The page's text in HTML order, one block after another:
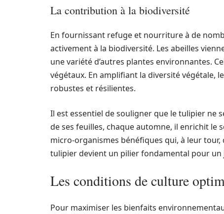
La contribution à la biodiversité
En fournissant refuge et nourriture à de
activement à la biodiversité. Les abeilles
une variété d’autres plantes environnantes.
végétaux. En amplifiant la diversité végétale,
robustes et résilientes.
Il est essentiel de souligner que le tulipier ne
de ses feuilles, chaque automne, il enrichit le
micro-organismes bénéfiques qui, à leur
tulipier devient un pilier fondamental pour un
Les conditions de culture
Pour maximiser les bienfaits